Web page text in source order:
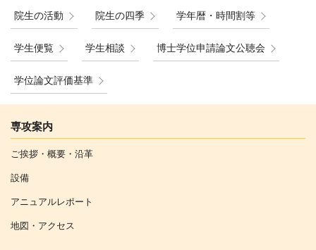
院生の活動 院生の四季 学年暦・時間割等
学生便覧 学生相談 博士学位申請論文公聴会
学位論文評価基準
専攻案内
ご挨拶・概要・沿革
設備
アニュアルレポート
地図・アクセス